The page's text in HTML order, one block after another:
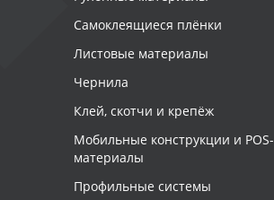
Самоклеящиеся плёнки
Листовые материалы
Чернила
Клей, скотчи и крепёж
Мобильные конструкции и POS-
материалы
Профильные системы